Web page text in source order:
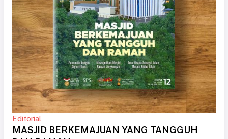
Editorial
MASJID BERKEMAJUAN YANG TANGGUH